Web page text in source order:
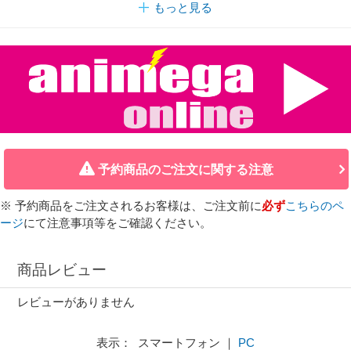
もっと見る
予約商品のご注文に関する注意
※ 予約商品をご注文されるお客様は、ご注文前に必ずこちらのペ
ージにて注意事項等をご確認ください。
商品レビュー
レビューがありません
表示： スマートフォン ｜ PC